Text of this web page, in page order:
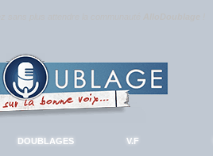
DOUBLAGES V.F